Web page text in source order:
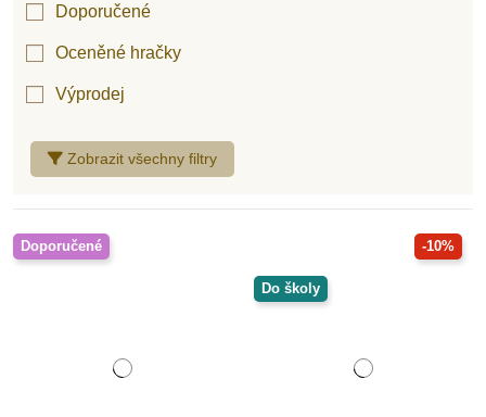
Zobrazit všechny filtry
Doporučené
Oceněné hračky
Výprodej
Doporučené -10%
Do školy